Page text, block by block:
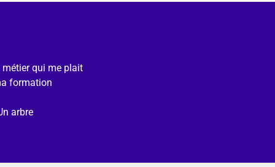
qui me plait
formation
arbre